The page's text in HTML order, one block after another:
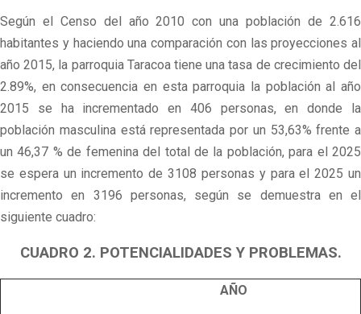
Según el Censo del año 2010 con una población de 2.616
habitantes y haciendo una comparación con las proyecciones al
año 2015, la parroquia Taracoa tiene una tasa de crecimiento del
2.89%, en consecuencia en esta parroquia la población al año
2015 se ha incrementado en 406 personas, en donde la
población masculina está representada por un 53,63% frente a
un 46,37 % de femenina del total de la población, para el 2025
se espera un incremento de 3108 personas y para el 2025 un
incremento en 3196 personas, según se demuestra en el
siguiente cuadro:
CUADRO 2. POTENCIALIDADES Y PROBLEMAS.
AÑO